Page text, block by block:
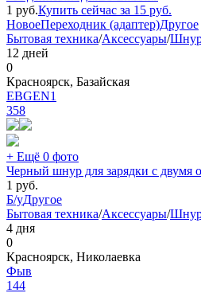
1 руб.Купить сейчас за 15 руб.
НовоеПереходник (адаптер)Другое
Бытовая техника/Аксессуары/
12 дней
0
Красноярск, Базайская
EBGEN1
358
+ Ещё 0 фото
Черный шнур для зарядки с двумя
1 руб.
Б/уДругое
Бытовая техника/Аксессуары/
4 дня
0
Красноярск, Николаевка
Фыв
144